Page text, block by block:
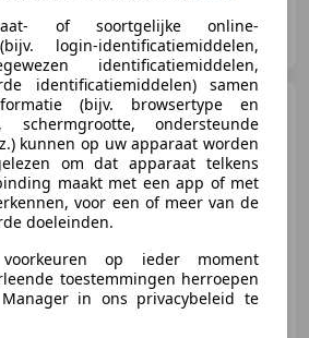
Ford Fiesta1.0 EcoBoost
Titanium
€ 8.995
of soortgelijke online-
login-identificatiemiddelen,
identificatiemiddelen,
identificatiemiddelen) samen
(bijv. browsertype en
schermgrootte, ondersteunde
kunnen op uw apparaat worden
om dat apparaat telkens
maakt met een app of met
voor een of meer van de
doeleinden.
op ieder moment
toestemmingen herroepen
in ons privacybeleid te